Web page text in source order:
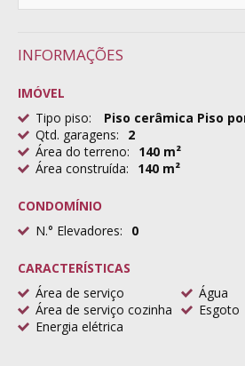
INFORMAÇÕES
IMÓVEL
Tipo piso:
Piso cerâmica Piso
Qtd. garagens:
2
Área do terreno:
140 m²
Área construída:
140 m²
CONDOMÍNIO
N.° Elevadores:
0
CARACTERÍSTICAS
Área de serviço
Área de serviço cozinha
Água
Esgoto
Energia elétrica